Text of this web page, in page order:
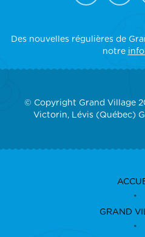
Des nouvelles régulières de
notre
© Copyright Grand Village
Victorin, Lévis (Québec)
GRAND